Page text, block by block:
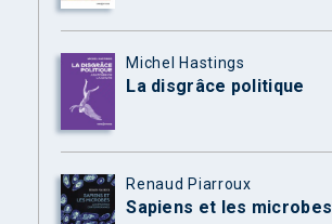
Michel Hastings
La disgrâce politique
Renaud Piarroux
Sapiens et les microbes